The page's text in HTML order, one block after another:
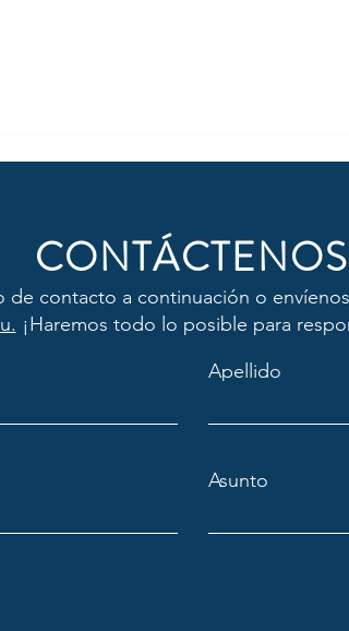
CONTÁCTENOS
Apellido
Asunto
de contacto a continuación o
¡Haremos todo lo posible para